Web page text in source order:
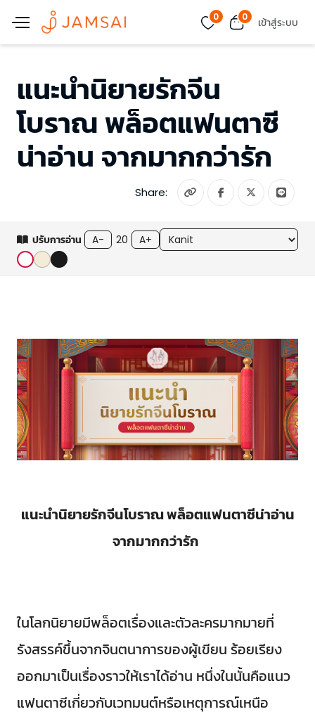
0 0 เข้าสู่ระบบ
แนะนำนิยายรักจีน
โบราณ พล็อตแฟนตาซี
น่าอ่าน จากมากกว่ารัก
Share:
ปรับการอ่าน A- 20 A+
แนะนำนิยายรักจีนโบราณ พล็อตแฟนตาซีน่าอ่าน
จากมากกว่ารัก
ในโลกนิยายมีพล็อตเรื่องและตัวละครมากมายที่
รังสรรค์ขึ้นจากจินตนาการของผู้เขียน ร้อยเรียง
ออกมาเป็นเรื่องราวให้เราได้อ่าน หนึ่งในนั้นคือแนว
แฟนตาซีเกี่ยวกับเวทมนต์หรือเหตุการณ์เหนือ